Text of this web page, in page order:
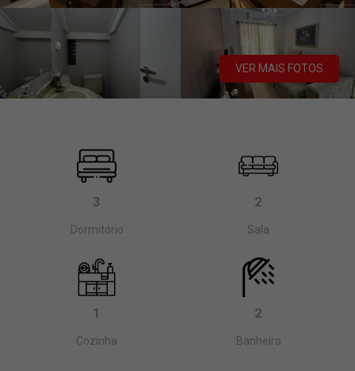
VER MAIS FOTOS
3
Dormitório
2
Sala
1
Cozinha
2
Banheiro